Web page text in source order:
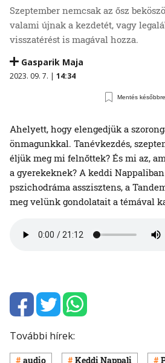
Szeptember nemcsak az ősz
valami újnak a kezdetét, vagy
visszatérést is magával hozza.
Gasparik Maja
2023. 09. 7. | 14:34
Mentés későbbre
Ahelyett, hogy elengedjük a szorongást, legyünk jelen
önmagunkkal. Tanévkezdés,
éljük meg mi felnőttek? És mi az,
a gyerekeknek? A keddi
pszichodráma asszisztens, a
meg velünk gondolatait a témával
További hírek:
audio Keddi Nappali